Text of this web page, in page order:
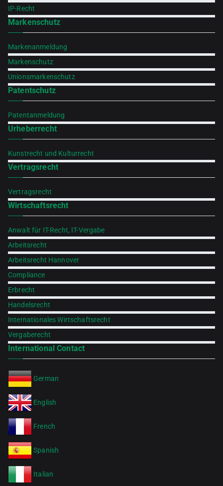
IP-Recht
Markenschutz
Markenanmeldung
Markenschutz
Unionsmarkenschutz
Patentschutz
Patentanmeldung
Urheberrecht
Kunstrecht und Kulturrecht
Vertragsrecht
Vertragsrecht
Wirtschaftsrecht
Anwalt für IT-Recht, IT-Vergabe
Arbeitsrecht
Arbeitsrecht Hannover
Compliance
Erbrecht
Handelsrecht
Internationales Wirtschaftsrecht
Vergaberecht
International Contact
German
English
French
Spanish
Italian